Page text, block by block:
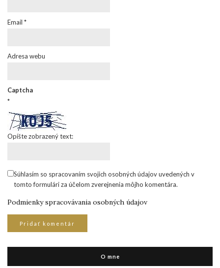
Email *
Adresa webu
Captcha
*
Opíšte zobrazený text:
Súhlasím so spracovaním svojich osobných údajov uvedených v
tomto formulári za účelom zverejnenia môjho komentára.
Podmienky spracovávania osobných údajov
O mne